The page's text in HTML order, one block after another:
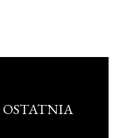
OSTATNIA